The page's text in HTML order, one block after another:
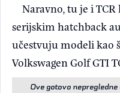
Naravno, tu je i
serijskim hatchback
učestvuju modeli kao
Volkswagen Golf GTI
Ove gotovo